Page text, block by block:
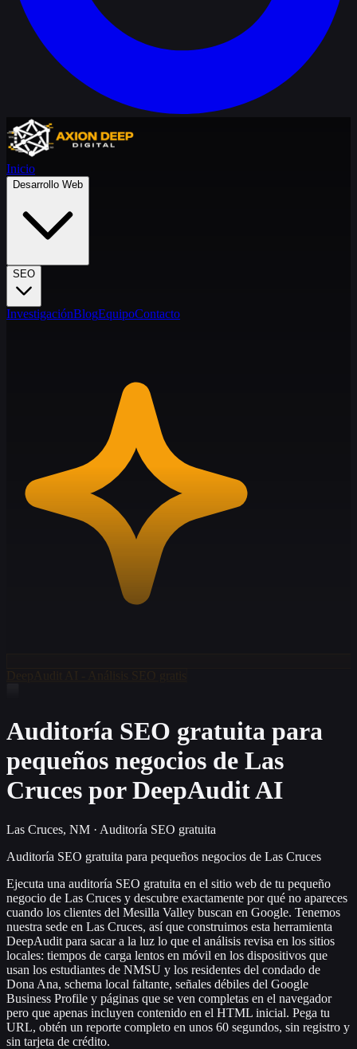
Inicio
Desarrollo Web
SEO
InvestigaciónBlogEquipoContacto
DeepAudit AI - Análisis SEO gratis
Auditoría SEO gratuita para
pequeños negocios de Las
Cruces por DeepAudit AI
Las Cruces, NM · Auditoría SEO gratuita
Auditoría SEO gratuita para pequeños negocios de Las Cruces
Ejecuta una auditoría SEO gratuita en el sitio web de tu pequeño
negocio de Las Cruces y descubre exactamente por qué no apareces
cuando los clientes del Mesilla Valley buscan en Google. Tenemos
nuestra sede en Las Cruces, así que construimos esta herramienta
DeepAudit para sacar a la luz lo que el análisis revisa en los sitios
locales: tiempos de carga lentos en móvil en los dispositivos que
usan los estudiantes de NMSU y los residentes del condado de
Dona Ana, schema local faltante, señales débiles del Google
Business Profile y páginas que se ven completas en el navegador
pero que apenas incluyen contenido en el HTML inicial. Pega tu
URL, obtén un reporte completo en unos 60 segundos, sin registro y
sin tarjeta de crédito.